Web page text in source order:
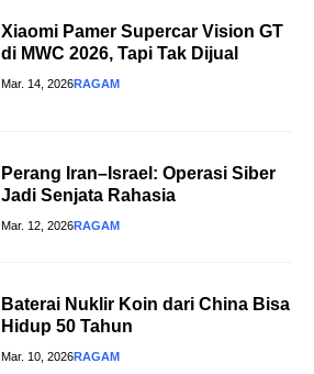
Xiaomi Pamer Supercar Vision GT
di MWC 2026, Tapi Tak Dijual
Mar. 14, 2026RAGAM
Perang Iran–Israel: Operasi Siber
Jadi Senjata Rahasia
Mar. 12, 2026RAGAM
Baterai Nuklir Koin dari China Bisa
Hidup 50 Tahun
Mar. 10, 2026RAGAM